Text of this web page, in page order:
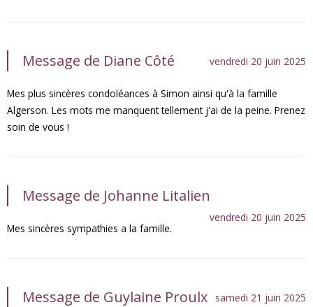
Message de Diane Côté vendredi 20 juin 2025
Mes plus sincères condoléances à Simon ainsi qu'à la famille
Algerson. Les mots me manquent tellement j'ai de la peine. Prenez
soin de vous !
Message de Johanne Litalien
vendredi 20 juin 2025
Mes sincères sympathies a la famille.
Message de Guylaine Proulx samedi 21 juin 2025